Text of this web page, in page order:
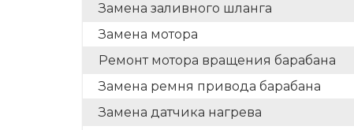
Замена заливного шланга
Замена мотора
Ремонт мотора вращения барабана
Замена ремня привода барабана
Замена датчика нагрева